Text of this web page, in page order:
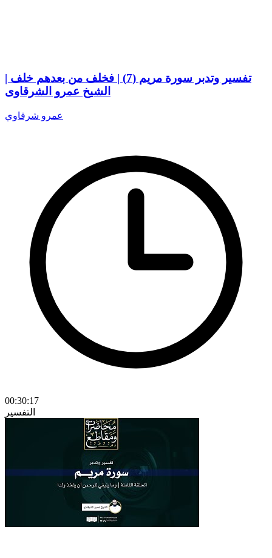
تفسير وتدبر سورة مريم (7) | فخلف من بعدهم خلف |
الشيخ عمرو الشرقاوى
عمرو شرقاوي
00:30:17
التفسير